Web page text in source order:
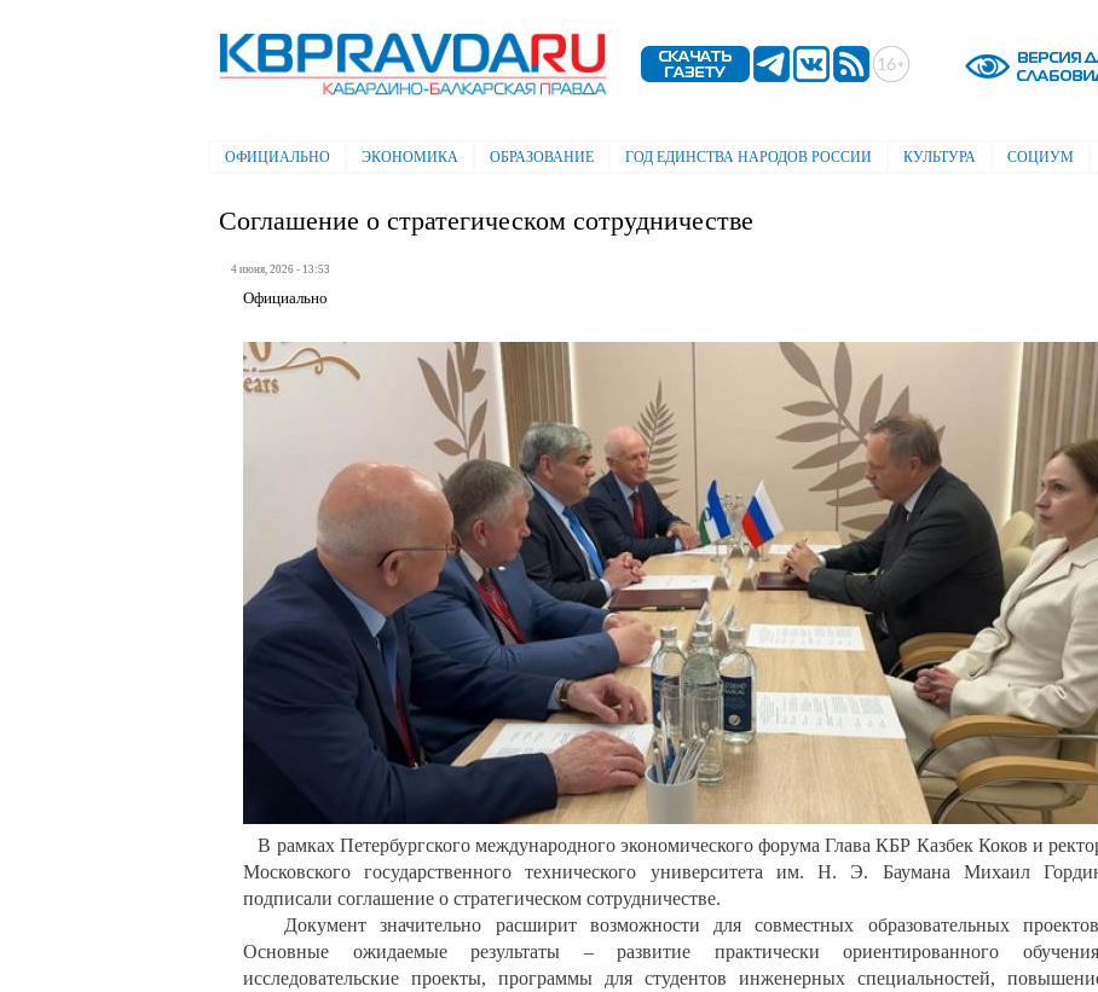
содержанию
Электронная газета "Кабардино-
Балкарская правда"
Главное меню
ОФИЦИАЛЬНО ЭКОНОМИКА ОБРАЗОВАНИЕ ГОД ЕДИНСТВА НАРОДОВ РОССИИ КУЛЬТУРА СОЦИУМ
Соглашение о стратегическом сотрудничестве
4 июня, 2026 - 13:53
Официально
В рамках Петербургского международного экономического форума Глава КБР Казбек Коков и
Московского государственного технического университета им. Н. Э. Баумана Михаил
подписали соглашение о стратегическом сотрудничестве.
Документ значительно расширит возможности для совместных образовательных
Основные ожидаемые результаты – развитие практически ориентированного
исследовательские проекты, программы для студентов инженерных специальностей,